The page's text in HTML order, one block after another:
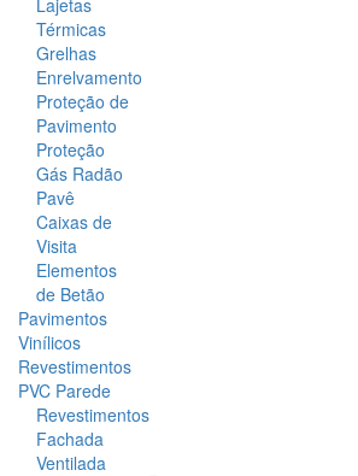
Lajetas
Térmicas
Grelhas
Enrelvamento
Proteção de
Pavimento
Proteção
Gás Radão
Pavê
Caixas de
Visita
Elementos
de Betão
Pavimentos
Vinílicos
Revestimentos
PVC Parede
Revestimentos
Fachada
Ventilada